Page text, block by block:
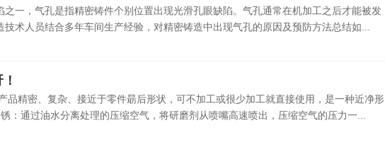
之一，气孔是指精密铸件个别位置出现光滑孔眼缺陷。气孔通常在机加工之后才能被发
术人员结合多年车间生产经验，对精密铸造中出现气孔的原因及预防方法总结如...
品精密、复杂、接近于零件朂后形状，可不加工或很少加工就直接使用，是一种近净形
：通过油水分离处理的压缩空气，将研磨剂从喷嘴高速喷出，压缩空气的压力一...